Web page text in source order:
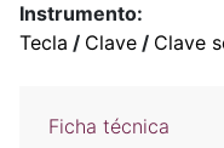
Instrumento:
Tecla / Clave / Clave
Ficha técnica